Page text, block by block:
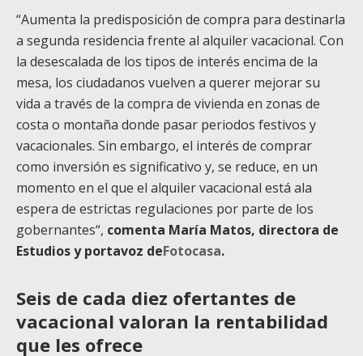
“Aumenta la predisposición de compra para destinarla
a segunda residencia frente al alquiler vacacional. Con
la desescalada de los tipos de interés encima de la
mesa, los ciudadanos vuelven a querer mejorar su
vida a través de la compra de vivienda en zonas de
costa o montaña donde pasar periodos festivos y
vacacionales. Sin embargo, el interés de comprar
como inversión es significativo y, se reduce, en un
momento en el que el alquiler vacacional está ala
espera de estrictas regulaciones por parte de los
gobernantes“, comenta María Matos, directora de
Estudios y portavoz deFotocasa.
Seis de cada diez ofertantes de
vacacional valoran la rentabilidad
que les ofrece